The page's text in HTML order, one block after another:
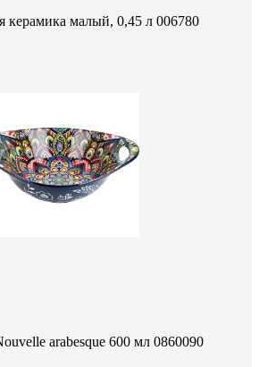
керамика малый, 0,45 л 006780
arabesque 600 мл 0860090